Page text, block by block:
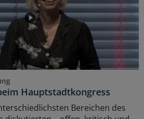
Hauptstadtkongress
Bereichen des